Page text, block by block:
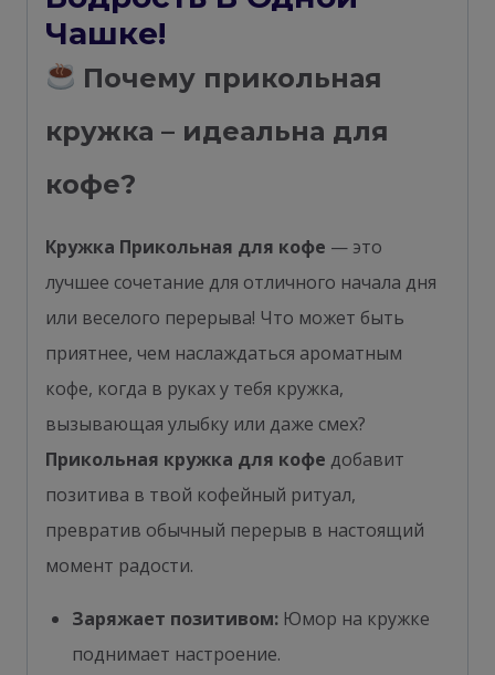
Чашке!
Почему прикольная
кружка – идеальна для
кофе?
Кружка Прикольная для кофе — это
лучшее сочетание для отличного начала дня
или веселого перерыва! Что может быть
приятнее, чем наслаждаться ароматным
кофе, когда в руках у тебя кружка,
вызывающая улыбку или даже смех?
Прикольная кружка для кофе добавит
позитива в твой кофейный ритуал,
превратив обычный перерыв в настоящий
момент радости.
Заряжает позитивом: Юмор на кружке
поднимает настроение.